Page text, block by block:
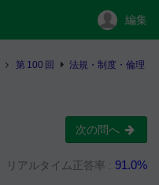
編集
第 100 回 法規・制度・倫理
次の問へ
リアルタイム正答率 : 91.0%